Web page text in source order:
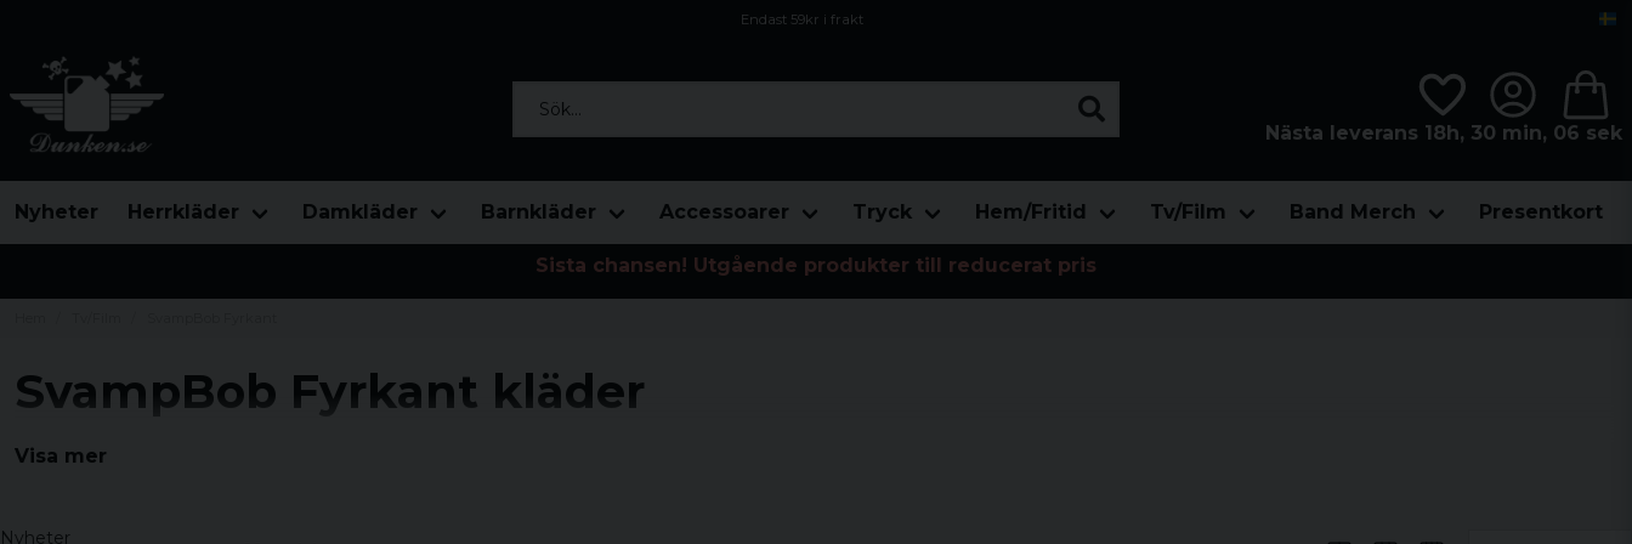
Endast 59kr i frakt
Nästa leverans 18h, 30 min, 05 sek
Nyheter Herrkläder Damkläder Barnkläder Accessoarer Tryck Hem/Fritid Tv/Film Band Merch Presentkort
Sista chansen! Utgående produkter till reducerat pris
SvampBob Fyrkant kläder
Bikinibotten. Bikinibotten är platsen där vi får möta karaktärer som Svampbob Fyrkant,
Visa mer
Nyheter